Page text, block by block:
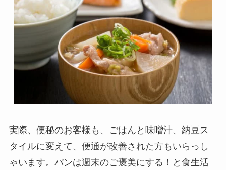
実際、便秘のお客様も、ごはんと味噌汁、納豆ス
タイルに変えて、便通が改善された方もいらっし
ゃいます。パンは週末のご褒美にする！と食生活